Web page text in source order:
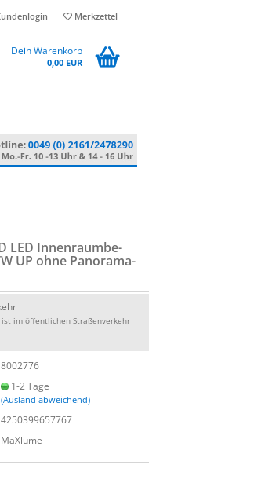
Merkzettel
Dein Warenkorb
0,00 EUR
LED In­nen­raum­be­
UP ohne Pan­ora­ma­
8002776
1-2 Tage
(Ausland abweichend)
4250399657767
MaXlume
im öffentlichen Straßenverkehr